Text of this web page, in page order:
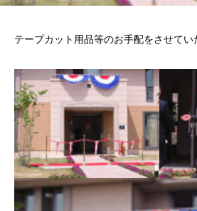
テープカット用品等のお手配をさせてい